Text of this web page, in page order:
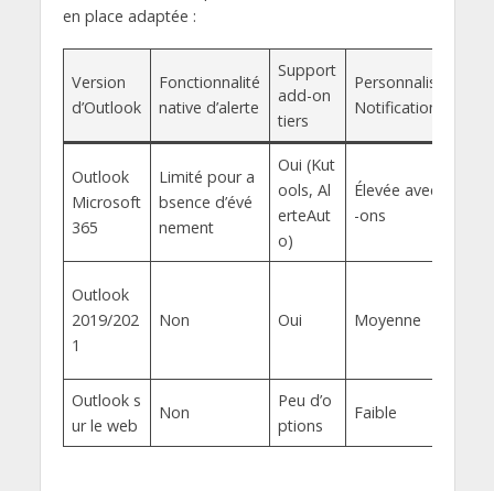
en place adaptée :
Version
d’Outlook
Fonctionnalité
native d’alerte
Support
add-on
tiers
Personnalisation
Notifications
Outlook
Microsoft
365
Limité pour a
bsence d’évé
nement
Oui (Kut
ools, Al
erteAut
o)
Élevée avec add
-ons
Outlook
2019/202
1
Non Oui Moyenne
Outlook s
ur le web
Non
Peu d’o
ptions
Faible